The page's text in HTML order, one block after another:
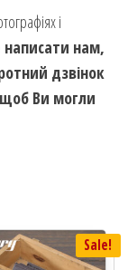
і
нам,
дзвінок
Ви могли
Sale!